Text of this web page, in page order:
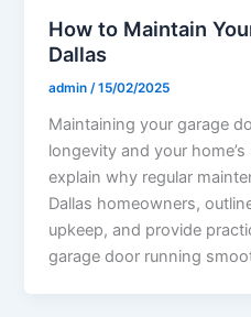
How to Maintain
Dallas
admin/15/02/2025
Maintaining your garage
longevity and your
explain why regular
Dallas homeowners,
upkeep, and provide
garage door running